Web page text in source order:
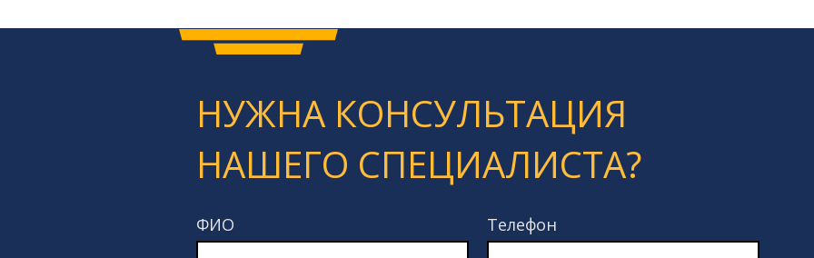
НУЖНА КОНСУЛЬТАЦИЯ
НАШЕГО СПЕЦИАЛИСТА?
ФИО Телефон